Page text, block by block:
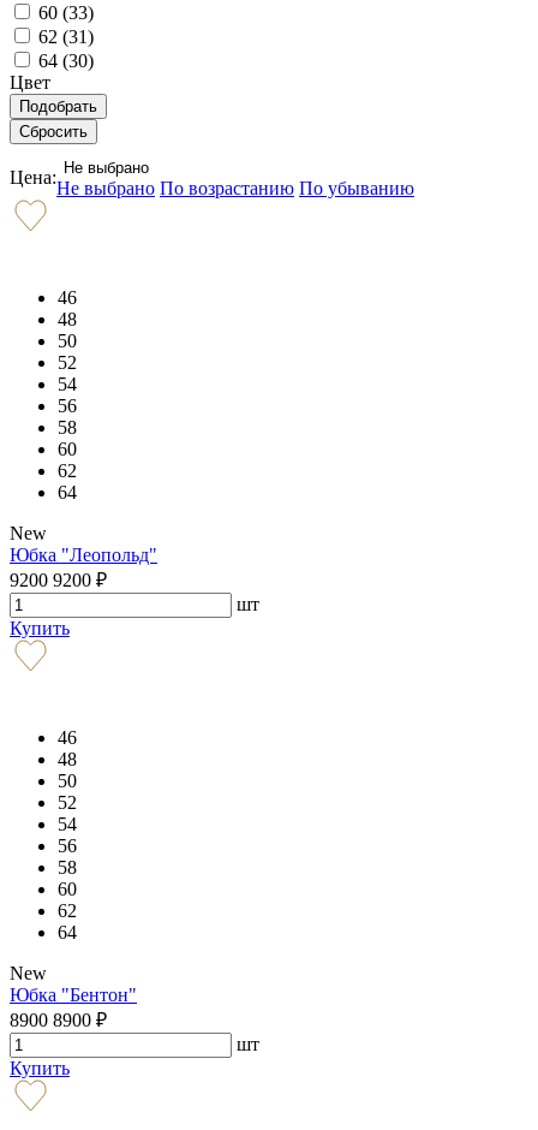
60 (33)
62 (31)
64 (30)
Цвет
Цена: Не выбрано
Не выбрано По возрастанию По убыванию
46
48
50
52
54
56
58
60
62
64
New
Юбка "Леопольд"
9200 9200 ₽
шт
Купить
46
48
50
52
54
56
58
60
62
64
New
Юбка "Бентон"
8900 8900 ₽
шт
Купить